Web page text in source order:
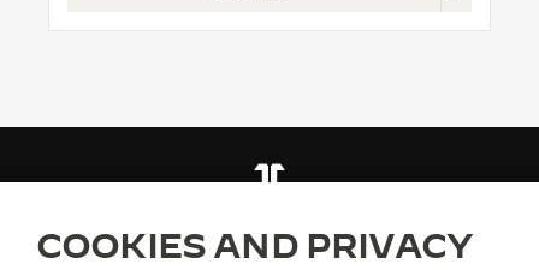
A EXPOSIÇÃO THE PERPETUAL
A ODISSEIA ESTELAR
DOMÍNIO: 108 OFÍCIOS
AMÉRICA DO NORTE ESTADOS UNIDOS NASHVILLE
COOKIES AND PRIVACY